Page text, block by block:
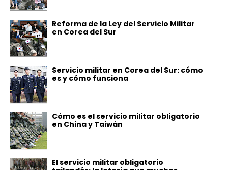
Reforma de la Ley del Servicio Militar
en Corea del Sur
Servicio militar en Corea del Sur: cómo
es y cómo funciona
Cómo es el servicio militar obligatorio
en China y Taiwán
El servicio militar obligatorio